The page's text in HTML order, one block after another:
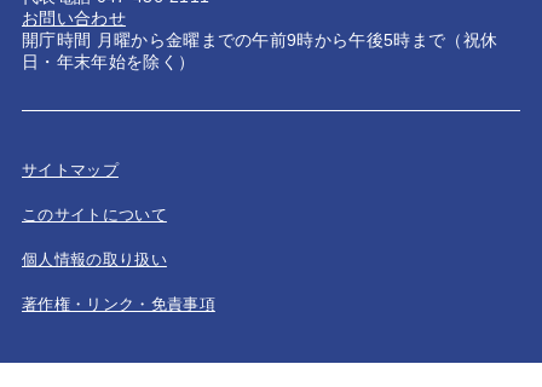
お問い合わせ
開庁時間 月曜から金曜までの午前9時から午後5時まで（祝休
日・年末年始を除く）
サイトマップ
このサイトについて
個人情報の取り扱い
著作権・リンク・免責事項